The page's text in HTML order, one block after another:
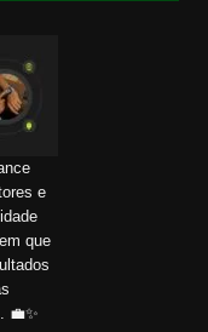
e
que
💼✨